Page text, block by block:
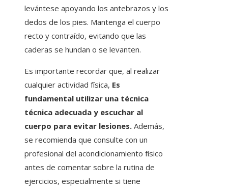
levántese apoyando los antebrazos y los
dedos de los pies. Mantenga el cuerpo
recto y contraído, evitando que las
caderas se hundan o se levanten.
Es importante recordar que, al realizar
cualquier actividad física, Es
fundamental utilizar una técnica
técnica adecuada y escuchar al
cuerpo para evitar lesiones. Además,
se recomienda que consulte con un
profesional del acondicionamiento físico
antes de comentar sobre la rutina de
ejercicios, especialmente si tiene